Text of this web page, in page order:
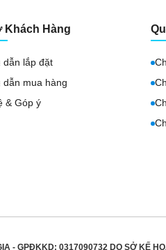
Khách Hàng
dẫn lắp đặt
dẫn mua hàng
& Góp ý
- GPĐKKD: 0317090732 DO SỞ KẾ